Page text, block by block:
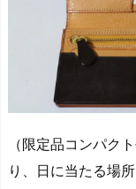
（限定品コンパク
り、日に当たる場